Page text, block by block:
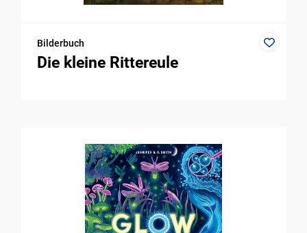
Bilderbuch
Die kleine Rittereule